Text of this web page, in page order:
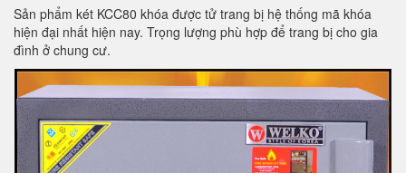
Sản phẩm két KCC80 khóa được tử trang bị hệ thống mã khóa
hiện đại nhất hiện nay. Trọng lượng phù hợp để trang bị cho gia
đình ở chung cư.